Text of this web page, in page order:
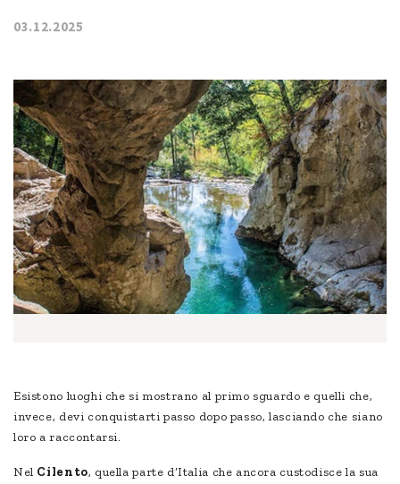
03.12.2025
Esistono luoghi che si mostrano al primo sguardo e quelli che,
invece, devi conquistarti passo dopo passo, lasciando che siano
loro a raccontarsi.
Nel Cilento, quella parte d’Italia che ancora custodisce la sua